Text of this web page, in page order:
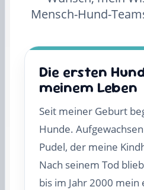
Mensch-Hund-
Die ersten
meinem Leben
Seit meiner Geburt
Hunde.
Pudel, der meine
Nach seinem Tod
bis im Jahr 2000 mein